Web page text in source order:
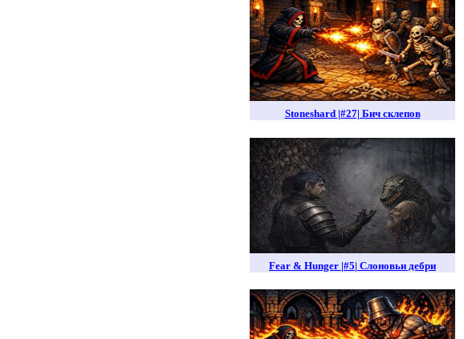
Stoneshard |#27| Бич склепов
Fear & Hunger |#5| Слоновьи дебри